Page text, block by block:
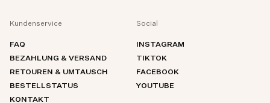
Kundenservice
FAQ
BEZAHLUNG & VERSAND
RETOUREN & UMTAUSCH
BESTELLSTATUS
KONTAKT
Social
INSTAGRAM
TIKTOK
FACEBOOK
YOUTUBE